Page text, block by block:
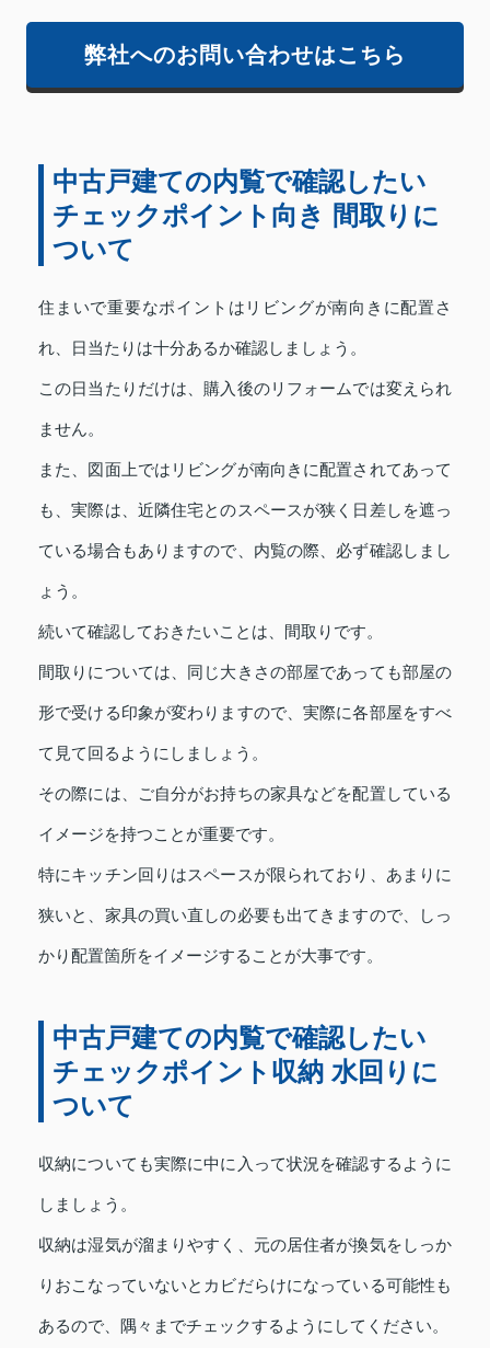
弊社へのお問い合わせはこちら
中古戸建ての内覧で確認したい
チェックポイント向き 間取りに
ついて
住まいで重要なポイントはリビングが南向きに配置さ
れ、日当たりは十分あるか確認しましょう。
この日当たりだけは、購入後のリフォームでは変えられ
ません。
また、図面上ではリビングが南向きに配置されてあって
も、実際は、近隣住宅とのスペースが狭く日差しを遮っ
ている場合もありますので、内覧の際、必ず確認しまし
ょう。
続いて確認しておきたいことは、間取りです。
間取りについては、同じ大きさの部屋であっても部屋の
形で受ける印象が変わりますので、実際に各部屋をすべ
て見て回るようにしましょう。
その際には、ご自分がお持ちの家具などを配置している
イメージを持つことが重要です。
特にキッチン回りはスペースが限られており、あまりに
狭いと、家具の買い直しの必要も出てきますので、しっ
かり配置箇所をイメージすることが大事です。
中古戸建ての内覧で確認したい
チェックポイント収納 水回りに
ついて
収納についても実際に中に入って状況を確認するように
しましょう。
収納は湿気が溜まりやすく、元の居住者が換気をしっか
りおこなっていないとカビだらけになっている可能性も
あるので、隅々までチェックするようにしてください。